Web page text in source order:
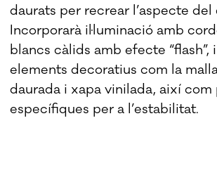
daurats per recrear l’aspecte del
Incorporarà il·luminació amb
blancs càlids amb efecte “flash”,
elements decoratius com la
daurada i xapa vinilada, així com
específiques per a l’estabilitat.